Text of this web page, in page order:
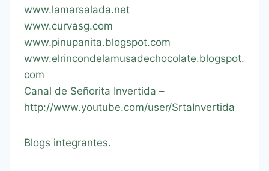
www.lamarsalada.net
www.curvasg.com
www.pinupanita.blogspot.com
www.elrincondelamusadechocolate.blogspot.
com
Canal de Señorita Invertida –
http://www.youtube.com/user/SrtaInvertida
Blogs integrantes.